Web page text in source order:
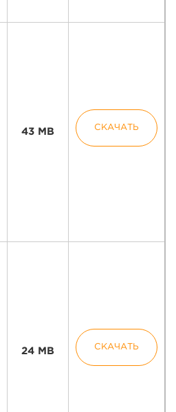
43 MB СКАЧАТЬ
24 MB СКАЧАТЬ